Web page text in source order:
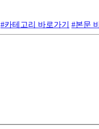
#카테고리 바로가기 #본문